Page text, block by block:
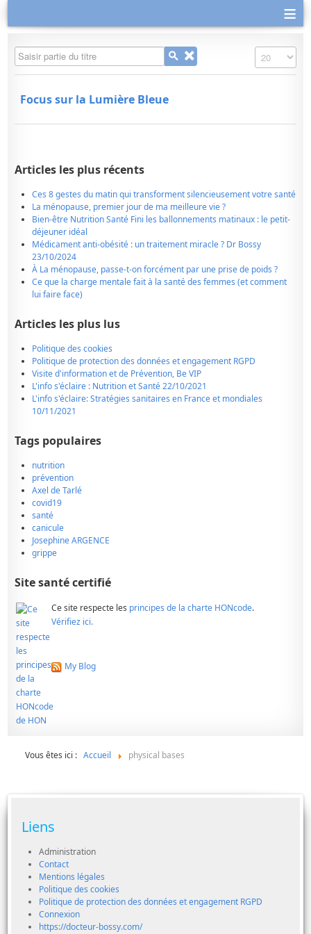
≡
Saisir partie du titre Affichage #
Focus sur la Lumière Bleue
Articles les plus récents
Ces 8 gestes du matin qui transforment silencieusement votre santé
La ménopause, premier jour de ma meilleure vie ?
Bien-être Nutrition Santé Fini les ballonnements matinaux : le petit-
déjeuner idéal
Médicament anti-obésité : un traitement miracle ? Dr Bossy
23/10/2024
À La ménopause, passe-t-on forcément par une prise de poids ?
Ce que la charge mentale fait à la santé des femmes (et comment
lui faire face)
Articles les plus lus
Politique des cookies
Politique de protection des données et engagement RGPD
Visite d'information et de Prévention, Be VIP
L'info s'éclaire : Nutrition et Santé 22/10/2021
L'info s'éclaire: Stratégies sanitaires en France et mondiales
10/11/2021
Tags populaires
nutrition
prévention
Axel de Tarlé
covid19
santé
canicule
Josephine ARGENCE
grippe
Site santé certifié
Ce site respecte les principes de la charte HONcode.
Vérifiez ici.
My Blog
Vous êtes ici : Accueil physical bases
Liens
Administration
Contact
Mentions légales
Politique des cookies
Politique de protection des données et engagement RGPD
Connexion
https://docteur-bossy.com/